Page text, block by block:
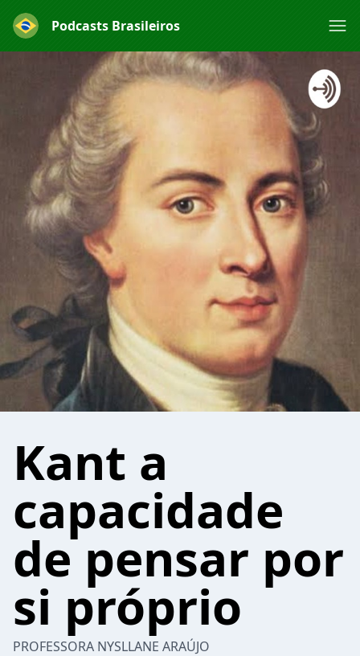
Podcasts Brasileiros
Kant a
capacidade
de pensar por
si próprio
PROFESSORA NYSLLANE ARAÚJO